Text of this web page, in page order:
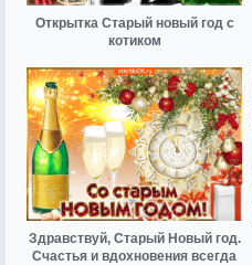
Открытка Старый новый год с
котиком
Здравствуй, Старый Новый год.
Счастья и вдохновения всегда